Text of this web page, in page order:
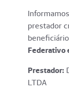
prestador
Federativo
Prestador:
LTDA